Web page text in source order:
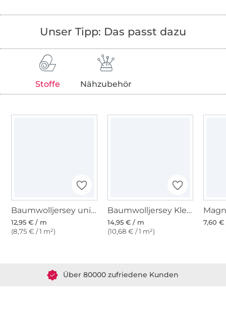
Unser Tipp: Das passt dazu
Stoffe Nähzubehör
Baumwolljersey uni, schwarz
12,95 € / m
(8,75 € / 1 m²)
Baumwolljersey Kleine Streifenliebe, marine - weiss
14,95 € / m
(10,68 € / 1 m²)
7,60 €